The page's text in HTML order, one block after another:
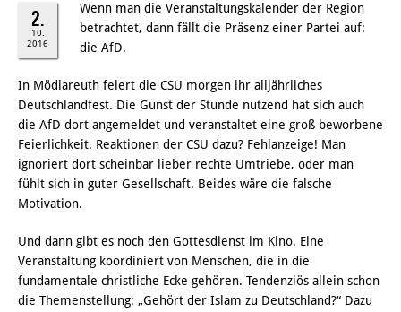
2.
10.
2016
Wenn man die Veranstaltungskalender der Region
betrachtet, dann fällt die Präsenz einer Partei auf:
die AfD.
In Mödlareuth feiert die CSU morgen ihr alljährliches
Deutschlandfest. Die Gunst der Stunde nutzend hat sich auch
die AfD dort angemeldet und veranstaltet eine groß beworbene
Feierlichkeit. Reaktionen der CSU dazu? Fehlanzeige! Man
ignoriert dort scheinbar lieber rechte Umtriebe, oder man
fühlt sich in guter Gesellschaft. Beides wäre die falsche
Motivation.
Und dann gibt es noch den Gottesdienst im Kino. Eine
Veranstaltung koordiniert von Menschen, die in die
fundamentale christliche Ecke gehören. Tendenziös allein schon
die Themenstellung: „Gehört der Islam zu Deutschland?“ Dazu